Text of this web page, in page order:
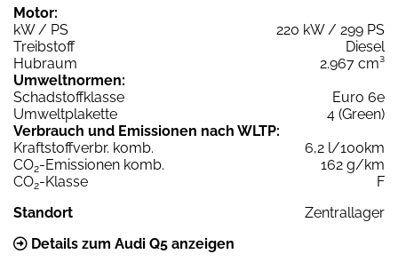
Motor:
kW / PS
220 kW / 299 PS
Treibstoff
Diesel
Hubraum
2.967 cm³
Umweltnormen:
Schadstoffklasse
Euro 6e
Umweltplakette
4 (Green)
Verbrauch und Emissionen nach WLTP:
Kraftstoffverbr. komb.
6,2 l/100km
CO2-Emissionen komb.
162 g/km
CO2-Klasse
F
Standort
Zentrallager
Details zum Audi Q5 anzeigen